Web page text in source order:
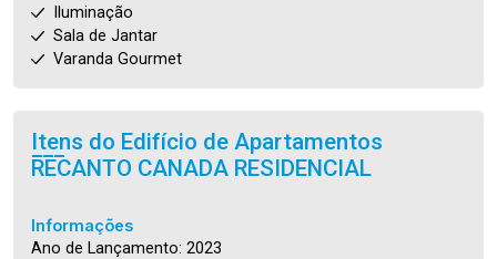
Iluminação
Sala de Jantar
Varanda Gourmet
Itens do Edifício de Apartamentos
RECANTO CANADA RESIDENCIAL
Informações
Ano de Lançamento: 2023